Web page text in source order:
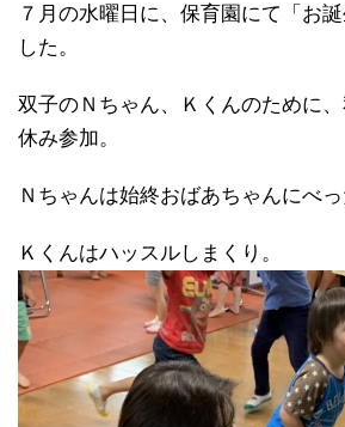
７月の水曜日に、保育園にて「お
した。
双子のＮちゃん、Ｋくんのために
休み参加。
Ｎちゃんは始終おばあちゃんにべっ
Ｋくんはハッスルしまくり。